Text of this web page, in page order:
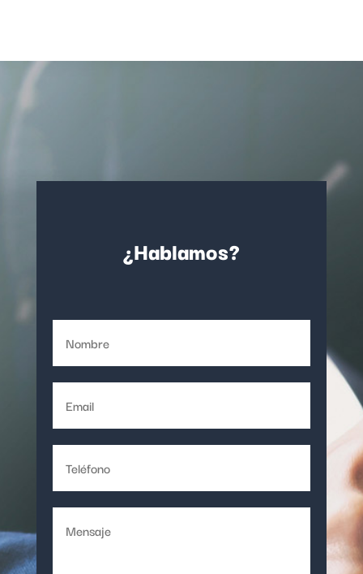
¿Hablamos?